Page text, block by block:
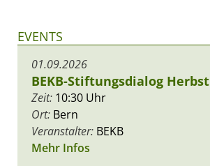
EVENTS
01.09.2026
BEKB-Stiftungsdialog Herbst
Zeit: 10:30 Uhr
Ort: Bern
Veranstalter: BEKB
Mehr Infos